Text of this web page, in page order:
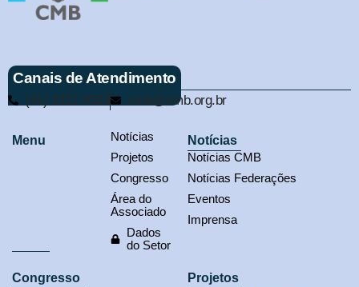
Canais de Atendimento
(61) 3321-9563 cmb@cmb.org.br
Menu
Notícias
Projetos
Congresso
Área do
Associado
Dados
do Setor
Notícias
Notícias CMB
Notícias Federações
Eventos
Imprensa
Congresso
Projetos